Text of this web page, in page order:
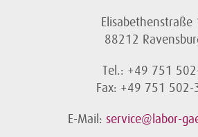
Elisabethenstraße
88212
Tel.: +49 751
Fax: +49 751 502-
E-Mail: service@labor-